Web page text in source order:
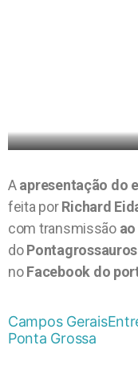
Aapresentação do
feita porRichard
com transmissão
do
noFacebook do
Campos Gerais
Ponta Grossa